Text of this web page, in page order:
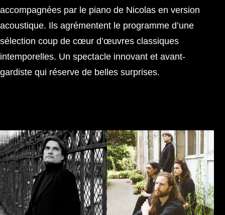
accompagnées par le piano de Nicolas en version
acoustique. Ils agrémentent le programme d’une
sélection coup de cœur d’œuvres classiques
intemporelles. Un spectacle innovant et avant-
gardiste qui réserve de belles surprises.